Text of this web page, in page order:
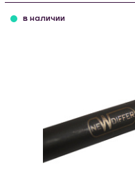
в наличии